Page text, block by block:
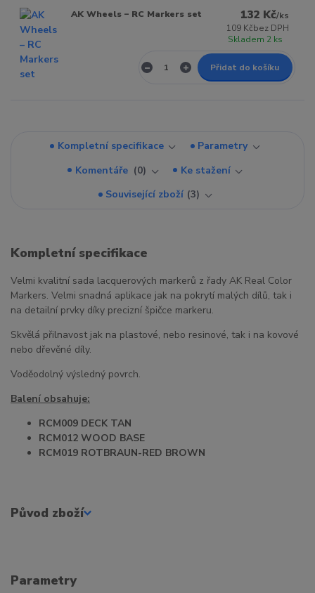
AK Wheels – RC Markers set 132 Kč/ks
109 Kčbez DPH
Skladem 2 ks
Přidat do košíku
Kompletní specifikace
Parametry
Komentáře
0
Ke stažení
Související zboží 3
Kompletní specifikace
Velmi kvalitní sada lacquerových markerů z řady AK Real Color
Markers. Velmi snadná aplikace jak na pokrytí malých dílů, tak i
na detailní prvky díky precizní špičce markeru.
Skvělá přilnavost jak na plastové, nebo resinové, tak i na kovové
nebo dřevěné díly.
Voděodolný výsledný povrch.
Balení obsahuje:
RCM009 DECK TAN
RCM012 WOOD BASE
RCM019 ROTBRAUN-RED BROWN
Původ zboží
Parametry